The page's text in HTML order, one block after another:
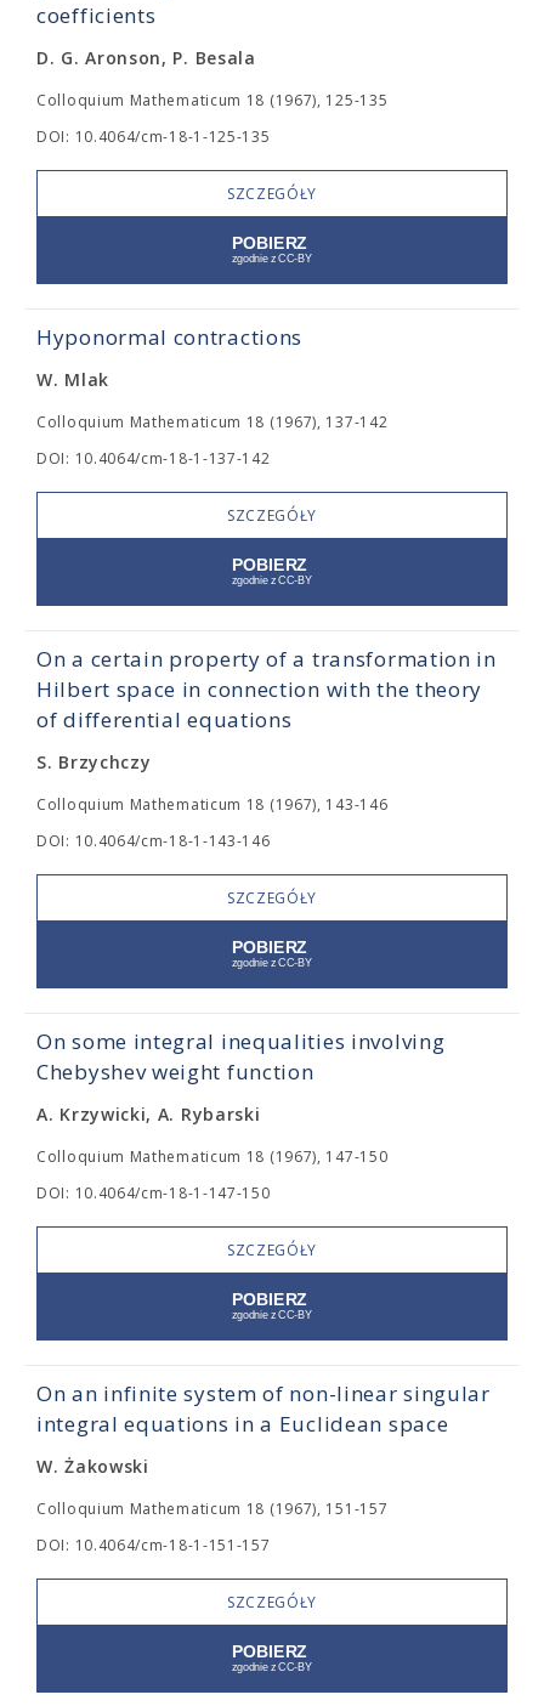
coefficients
D. G. Aronson, P. Besala
Colloquium Mathematicum 18 (1967), 125-135
DOI: 10.4064/cm-18-1-125-135
SZCZEGÓŁY
Hyponormal contractions
W. Mlak
Colloquium Mathematicum 18 (1967), 137-142
DOI: 10.4064/cm-18-1-137-142
SZCZEGÓŁY
On a certain property of a transformation in
Hilbert space in connection with the theory
of differential equations
S. Brzychczy
Colloquium Mathematicum 18 (1967), 143-146
DOI: 10.4064/cm-18-1-143-146
SZCZEGÓŁY
On some integral inequalities involving
Chebyshev weight function
A. Krzywicki, A. Rybarski
Colloquium Mathematicum 18 (1967), 147-150
DOI: 10.4064/cm-18-1-147-150
SZCZEGÓŁY
On an infinite system of non-linear singular
integral equations in a Euclidean space
W. Żakowski
Colloquium Mathematicum 18 (1967), 151-157
DOI: 10.4064/cm-18-1-151-157
SZCZEGÓŁY